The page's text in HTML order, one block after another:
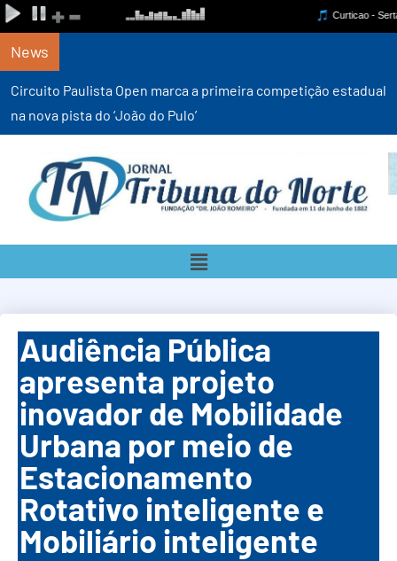
News
Circuito Paulista Open marca a primeira competição estadual
na nova pista do ‘João do Pulo’
Audiência Pública
apresenta projeto
inovador de Mobilidade
Urbana por meio de
Estacionamento
Rotativo inteligente e
Mobiliário inteligente